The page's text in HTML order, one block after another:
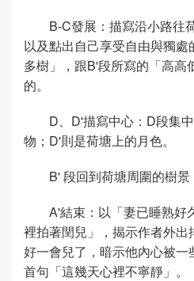
B-C發展：描寫沿小路往
以及點出自己享受自由與獨
多樹」，跟B'段所寫的「高高
的。
D、D'描寫中心：D段集
物；D'則是荷塘上的月色。
B' 段回到荷塘周圍的樹景
A'結束：以「妻已睡熟好
裡拍著閏兒」，揭示作者外
好一會兒了，暗示他內心被
首句「這幾天心裡不寧靜」。